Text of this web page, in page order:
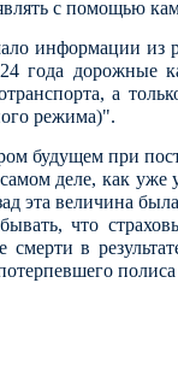
с помощью
информации из
дорожные
а
режима)".
будущем при
деле, как
величина
что
смерти в